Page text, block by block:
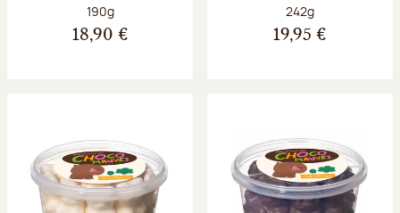
Poids net :
190g
18,90 €
Poids net :
242g
19,95 €